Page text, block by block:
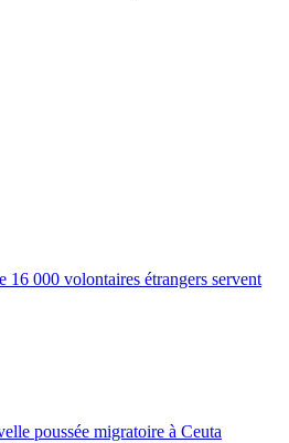
16 000 volontaires étrangers servent
poussée migratoire à Ceuta